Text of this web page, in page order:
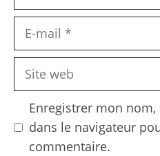
Site
Enregistrer mon
dans le navigateur
commentaire.